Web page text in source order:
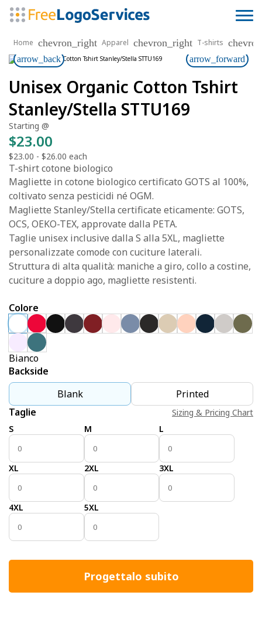
Home chevron_right Apparel chevron_right T-shirts
arrow_back arrow_forward
Unisex Organic Cotton Tshirt
Stanley/Stella STTU169
Starting @
$23.00
$23.00 - $26.00 each
T-shirt cotone biologico
Magliette in cotone biologico certificato GOTS al 100%,
coltivato senza pesticidi né OGM.
Magliette Stanley/Stella certificate eticamente: GOTS,
OCS, OEKO-TEX, approvate dalla PETA.
Taglie unisex inclusive dalla S alla 5XL, magliette
personalizzate comode con cuciture laterali.
Struttura di alta qualità: maniche a giro, collo a costine,
cuciture a doppio ago, magliette resistenti.
Colore
Bianco
Backside
Blank
Printed
Taglie
Sizing & Pricing Chart
S
M L
XL 2XL 3XL
4XL 5XL
Progettalo subito